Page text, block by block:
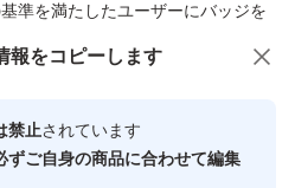
準を満たしたユーザーにバッジを
心・安全なユーザーです
報をコピーします
禁止されています
ずご自身の商品に合わせて編集
ススメ